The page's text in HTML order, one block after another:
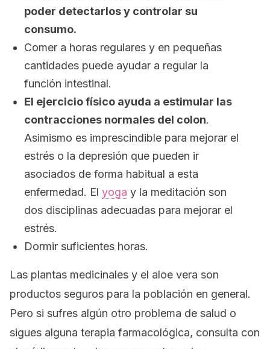
poder detectarlos y controlar su
consumo.
Comer a horas regulares y en pequeñas
cantidades puede ayudar a regular la
función intestinal.
El ejercicio físico ayuda a estimular las
contracciones normales del colon.
Asimismo es imprescindible para mejorar el
estrés o la depresión que pueden ir
asociados de forma habitual a esta
enfermedad. El yoga y la meditación son
dos disciplinas adecuadas para mejorar el
estrés.
Dormir suficientes horas.
Las plantas medicinales y el aloe vera son
productos seguros para la población en general.
Pero si sufres algún otro problema de salud o
sigues alguna terapia farmacológica, consulta con